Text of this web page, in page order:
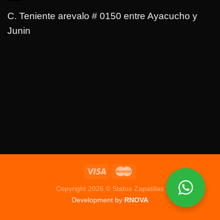
C. Teniente arevalo # 0150 entre Ayacucho y
Junin
Copyright 2026 © Status Zapatillas
Development by RNOVA